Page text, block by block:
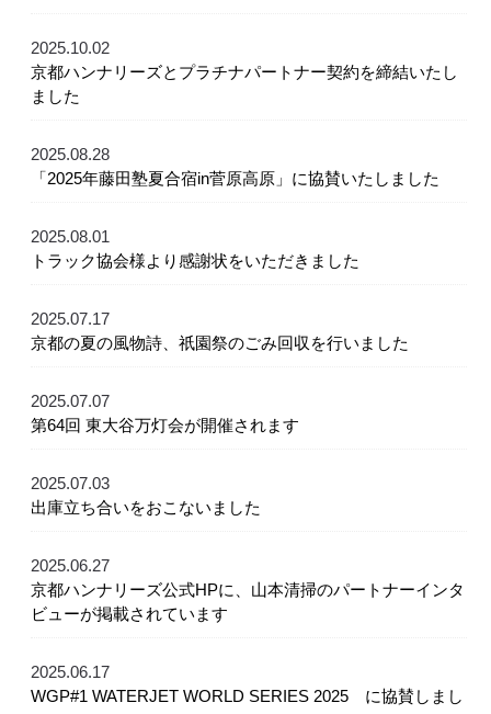
2025.10.02
京都ハンナリーズとプラチナパートナー契約を締結いたし
ました
2025.08.28
「2025年藤田塾夏合宿in菅原高原」に協賛いたしました
2025.08.01
トラック協会様より感謝状をいただきました
2025.07.17
京都の夏の風物詩、祇園祭のごみ回収を行いました
2025.07.07
第64回 東大谷万灯会が開催されます
2025.07.03
出庫立ち合いをおこないました
2025.06.27
京都ハンナリーズ公式HPに、山本清掃のパートナーインタ
ビューが掲載されています
2025.06.17
WGP#1 WATERJET WORLD SERIES 2025 に協賛しまし